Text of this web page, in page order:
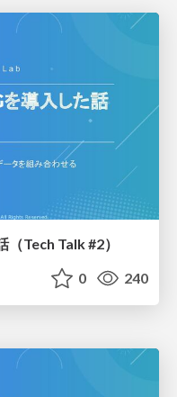
Tech Talk #2）
0 240